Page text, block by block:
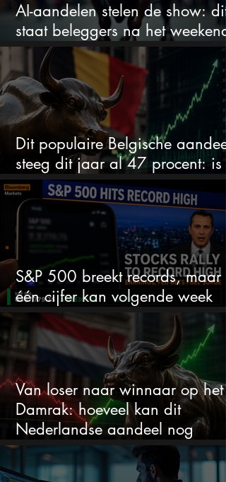
AI-aandelen stelen de show: dit
staat beleggers na het weekend
te wachten
Dit populaire Belgische aandeel
steeg dit jaar al 47 procent: is
ruimte voor meer?
S&P 500 breekt records, maar
één cijfer kan volgende week
alles veranderen
Van loser naar winnaar op het
Damrak: hoeveel kan dit
Nederlandse aandeel nog
stijgen?